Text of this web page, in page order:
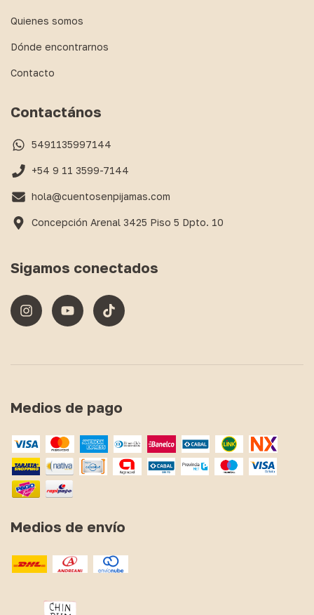
Quienes somos
Dónde encontrarnos
Contacto
Contactános
5491135997144
+54 9 11 3599-7144
hola@cuentosenpijamas.com
Concepción Arenal 3425 Piso 5 Dpto. 10
Sigamos conectados
Medios de pago
Medios de envío